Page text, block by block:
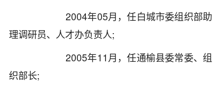
2004年05月，任白城市委组织部助
理调研员、人才办负责人;
2005年11月，任通榆县委常委、组
织部长;